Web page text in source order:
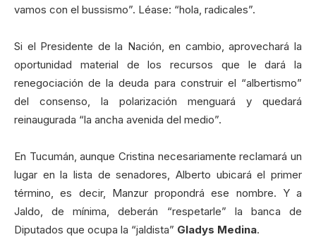
vamos con el bussismo”. Léase: “hola, radicales”.
Si el Presidente de la Nación, en cambio, aprovechará la
oportunidad material de los recursos que le dará la
renegociación de la deuda para construir el “albertismo”
del consenso, la polarización menguará y quedará
reinaugurada “la ancha avenida del medio”.
En Tucumán, aunque Cristina necesariamente reclamará un
lugar en la lista de senadores, Alberto ubicará el primer
término, es decir, Manzur propondrá ese nombre. Y a
Jaldo, de mínima, deberán “respetarle” la banca de
Diputados que ocupa la “jaldista” Gladys Medina.